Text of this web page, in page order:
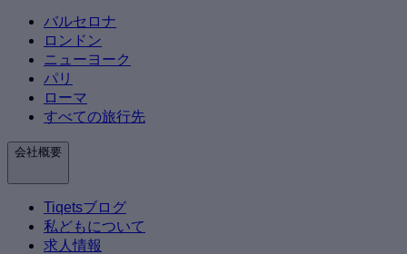
バルセロナ
ロンドン
ニューヨーク
パリ
ローマ
すべての旅行先
会社概要
Tiqetsブログ
私どもについて
求人情報